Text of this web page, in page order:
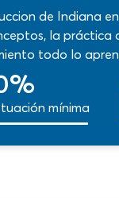
de Indiana
la
todo lo
al máximo este
tránsito con
mínima